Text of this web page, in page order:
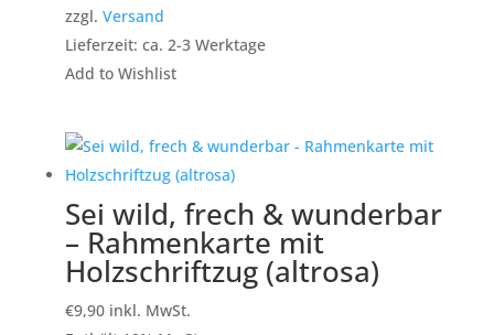
zzgl. Versand
Lieferzeit: ca. 2-3 Werktage
Add to Wishlist
Sei wild, frech & wunderbar
– Rahmenkarte mit
Holzschriftzug (altrosa)
€9,90 inkl. MwSt.